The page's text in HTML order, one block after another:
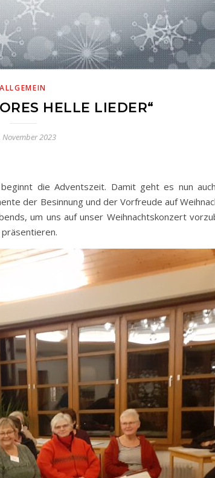
ALLGEMEIN
HELLE LIEDER“
November 2023
die Adventszeit. Damit geht es nun
der Besinnung und der Vorfreude auf
um uns auf unser Weihnachtskonzert